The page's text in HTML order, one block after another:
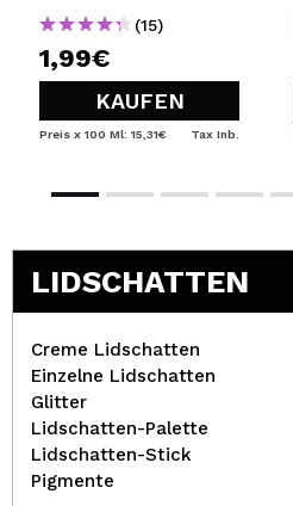
(15)
1,99€
KAUFEN
Preis x 100 Ml: 15,31€ Tax Inb.
LIDSCHATTEN
Creme Lidschatten
Einzelne Lidschatten
Glitter
Lidschatten-Palette
Lidschatten-Stick
Pigmente